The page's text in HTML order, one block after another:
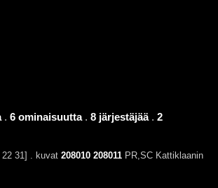
. 6 ominaisuutta. 8 järjestäjää. 2
31] . kuvat 208010 208011PR,SC Kattiklaanin